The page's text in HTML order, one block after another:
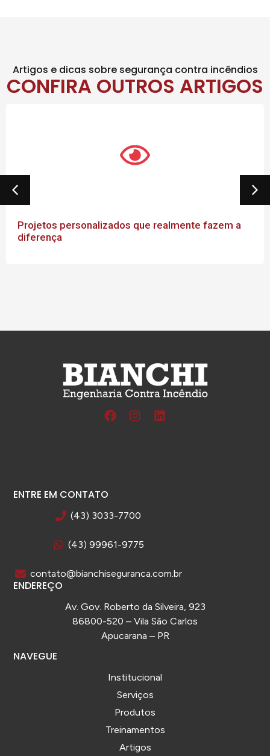
Artigos e dicas sobre segurança contra incêndios
CONFIRA OUTROS ARTIGOS
Confiável é a palavra que define a Bianchi
engenharia, hoje temos a tranquilidade de saber
que estamos em boas mãos
ENTRE EM CONTATO
(43) 3033-7700
(43) 99961-9775
contato@bianchiseguranca.com.br
ENDEREÇO
Av. Gov. Roberto da Silveira, 923
86800-520 – Vila São Carlos
Apucarana – PR
NAVEGUE
Institucional
Serviços
Produtos
Treinamentos
Artigos